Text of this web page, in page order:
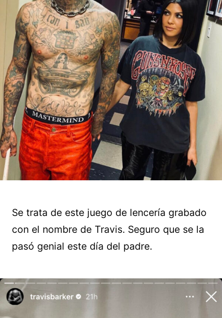
Se trata de este juego de lencería grabado
con el nombre de Travis. Seguro que se la
pasó genial este día del padre.